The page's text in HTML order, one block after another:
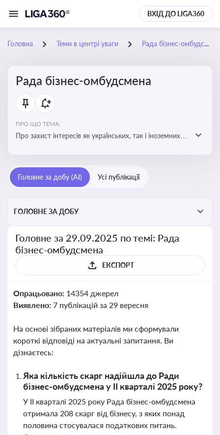
ВХІД ДО LIGA360
Головна Теми в центрі уваги Рада бізнес-омбудсмена
Рада бізнес-омбудсмена
ПРО ЩО ТЕМА:
Про захист інтересів як українських, так і іноземних
Головне за добу (AI) Усі публікації
ГОЛОВНЕ ЗА ДОБУ
Головне за 29.09.2025 по темі: Рада
бізнес-омбудсмена
ЕКСПОРТ
Опрацьовано: 14354 джерел
Виявлено: 7 публікацій за 29 вересня
На основі зібраних матеріалів ми сформували
короткі відповіді на актуальні запитання. Ви
дізнаєтесь:
Яка кількість скарг надійшла до Ради
бізнес-омбудсмена у II кварталі 2025 року?
У II кварталі 2025 року Рада бізнес-омбудсмена
отримала 208 скарг від бізнесу, з яких понад
половина стосувалася податкових питань.